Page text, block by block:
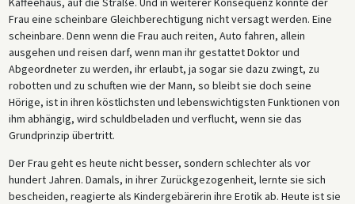
Frau eine scheinbare Gleichberechtigung nicht versagt werden. Eine
scheinbare. Denn wenn die Frau auch reiten, Auto fahren, allein
ausgehen und reisen darf, wenn man ihr gestattet Doktor und
Abgeordneter zu werden, ihr erlaubt, ja sogar sie dazu zwingt, zu
robotten und zu schuften wie der Mann, so bleibt sie doch seine
Hörige, ist in ihren köstlichsten und lebenswichtigsten Funktionen von
ihm abhängig, wird schuldbeladen und verflucht, wenn sie das
Grundprinzip übertritt.
Der Frau geht es heute nicht besser, sondern schlechter als vor
hundert Jahren. Damals, in ihrer Zurückgezogenheit, lernte sie sich
bescheiden, reagierte als Kindergebärerin ihre Erotik ab. Heute ist sie